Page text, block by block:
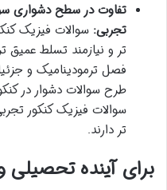
تفاوت در سطح دشواری
تجربی: سوالات فیزیک
تر و نیازمند تسلط عمیق
فصل ترمودینامیک و
طرح سوالات دشوار در
سوالات فیزیک کنکور
تر دارند.
برای آینده